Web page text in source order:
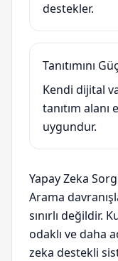
destekler.
Tanıtımını
Kendi dijital
tanıtım
uygundur.
Yapay Zeka
Arama
sınırlı değildir.
odaklı ve daha
zeka destekli